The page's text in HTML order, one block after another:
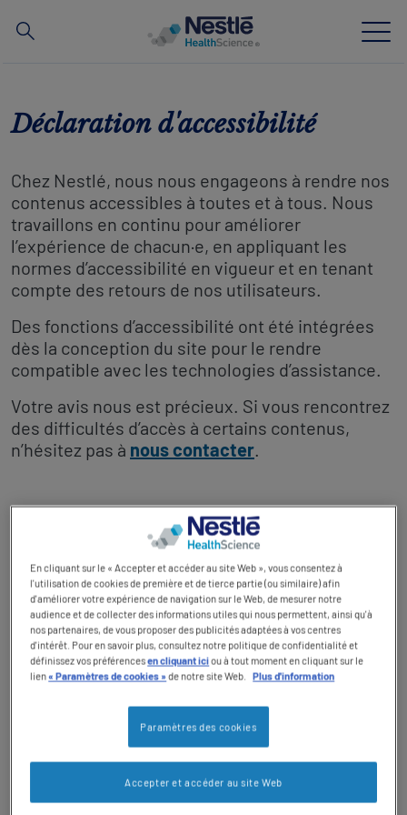
CHERCHER
News
Notre expertise
Nos marques
Outils
Contact revamp
FR TOGGLE DROPDOWN
Déclaration d'accessibilité
Chez Nestlé, nous nous engageons à rendre nos
contenus accessibles à toutes et à tous. Nous
travaillons en continu pour améliorer
l’expérience de chacun·e, en appliquant les
normes d’accessibilité en vigueur et en tenant
compte des retours de nos utilisateurs.
Des fonctions d’accessibilité ont été intégrées
dès la conception du site pour le rendre
compatible avec les technologies d’assistance.
Votre avis nous est précieux. Si vous rencontrez
des difficultés d’accès à certains contenus,
n’hésitez pas à nous contacter.
1. Niveau de conformité
Ce site est partiellement conforme avec les
Content Accessibility Guidelines (WCAG) 2.1,
niveau AA. Cela signifie que certains éléments
ou contenus peuvent ne pas répondre
pleinement aux critères d’accessibilité. Pour en
savoir plus, consultez la section «Limitations
2. Nos actions en faveur de
l’accessibilité
En cliquant sur le « Accepter et accéder au site Web », vous consentez à
l'utilisation de cookies de première et de tierce partie (ou similaire) afin
d'améliorer votre expérience de navigation sur le Web, de mesurer notre
audience et de collecter des informations utiles qui nous permettent, ainsi qu'à
nos partenaires, de vous proposer des publicités adaptées à vos centres
d'intérêt. Pour en savoir plus, consultez notre politique de confidentialité et
définissez vos préférencesen cliquant iciou à tout moment en cliquant sur le
lien« Paramètres de cookies » de notre site Web. Plus d'information
Paramètres des cookies
Accepter et accéder au site Web